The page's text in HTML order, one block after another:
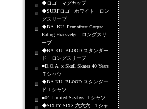
◆ロゴ マグカップ
◆SURFロゴ ホワイト ロン
グスリーブ
◆BA. KU. Permafrost Corpse
Eating Hraesvelgr ロングスリ
ーブ
◆BA.KU. BLOOD スタンダー
ド ロングスリーブ
■D.O.A. x Skull Skates 40 Years
Ｔシャツ
◆BA.KU. BLOOD スタンダー
ドＴシャツ
■04 Limited Sazabys Ｔシャツ
◆SIXTY SIXX 六六六 Tシャ